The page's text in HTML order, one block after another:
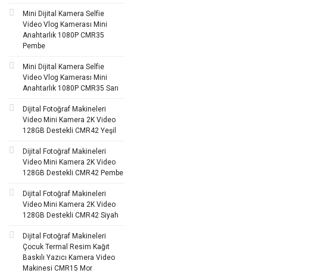
Mini Dijital Kamera Selfie
Video Vlog Kamerası Mini
Anahtarlık 1080P CMR35
Pembe
Mini Dijital Kamera Selfie
Video Vlog Kamerası Mini
Anahtarlık 1080P CMR35 Sarı
Dijital Fotoğraf Makineleri
Video Mini Kamera 2K Video
128GB Destekli CMR42 Yeşil
Dijital Fotoğraf Makineleri
Video Mini Kamera 2K Video
128GB Destekli CMR42 Pembe
Dijital Fotoğraf Makineleri
Video Mini Kamera 2K Video
128GB Destekli CMR42 Siyah
Dijital Fotoğraf Makineleri
Çocuk Termal Resim Kağıt
Baskılı Yazıcı Kamera Video
Makinesi CMR15 Mor